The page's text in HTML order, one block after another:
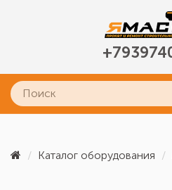
Каталог оборудования